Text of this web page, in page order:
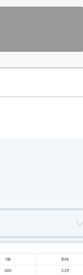
10k 100k
2.00 2.25